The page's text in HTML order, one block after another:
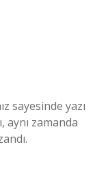
sayesinde yazı
aynı zamanda